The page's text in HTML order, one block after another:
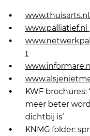
www.palliatief.nl
t
KWF brochures:
meer beter
dichtbij is’
KNMG folder: